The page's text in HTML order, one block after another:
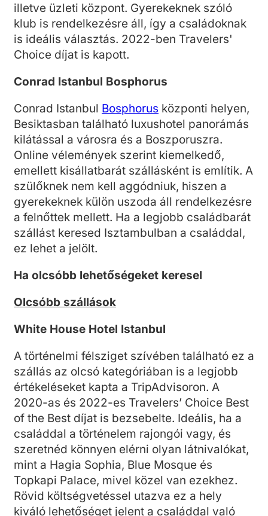
illetve üzleti központ. Gyerekeknek szóló
klub is rendelkezésre áll, így a családoknak
is ideális választás. 2022-ben Travelers'
Choice díjat is kapott.
Conrad Istanbul Bosphorus
Conrad Istanbul Bosphorus központi helyen,
Besiktasban található luxushotel panorámás
kilátással a városra és a Boszporuszra.
Online vélemények szerint kiemelkedő,
emellett kisállatbarát szállásként is említik. A
szülőknek nem kell aggódniuk, hiszen a
gyerekeknek külön uszoda áll rendelkezésre
a felnőttek mellett. Ha a legjobb családbarát
szállást keresed Isztambulban a családdal,
ez lehet a jelölt.
Ha olcsóbb lehetőségeket keresel
Olcsóbb szállások
White House Hotel Istanbul
A történelmi félsziget szívében található ez a
szállás az olcsó kategóriában is a legjobb
értékeléseket kapta a TripAdvisoron. A
2020-as és 2022-es Travelers’ Choice Best
of the Best díjat is bezsebelte. Ideális, ha a
családdal a történelem rajongói vagy, és
szeretnéd könnyen elérni olyan látnivalókat,
mint a Hagia Sophia, Blue Mosque és
Topkapi Palace, mivel közel van ezekhez.
Rövid költségvetéssel utazva ez a hely
kiváló lehetőséget jelent a családdal való